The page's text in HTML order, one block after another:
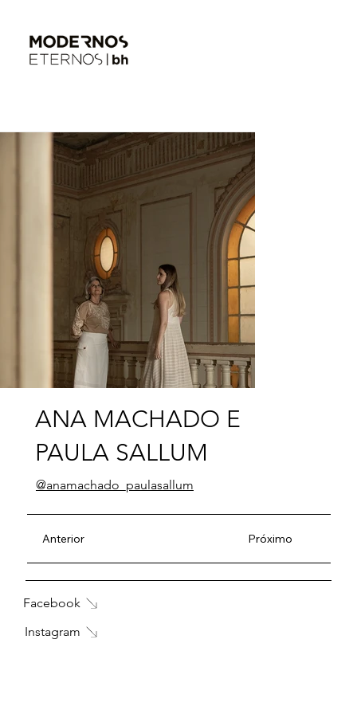
ANA MACHADO E
PAULA SALLUM
@anamachado_paulasallum
Anterior Próximo
Facebook
Instagram